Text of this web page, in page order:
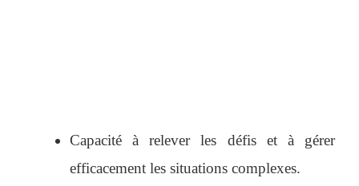
Capacité à relever les défis et à gérer
efficacement les situations complexes.